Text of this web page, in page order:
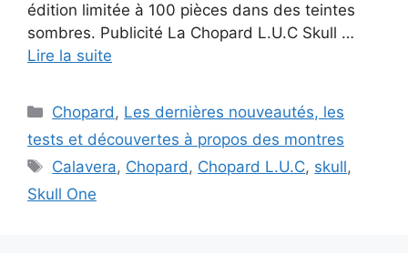
édition limitée à 100 pièces dans des teintes
sombres. Publicité La Chopard L.U.C Skull …
Lire la suite
Catégories
Chopard, Les dernières nouveautés, les
tests et découvertes à propos des montres
Étiquettes
Calavera, Chopard, Chopard L.U.C, skull,
Skull One